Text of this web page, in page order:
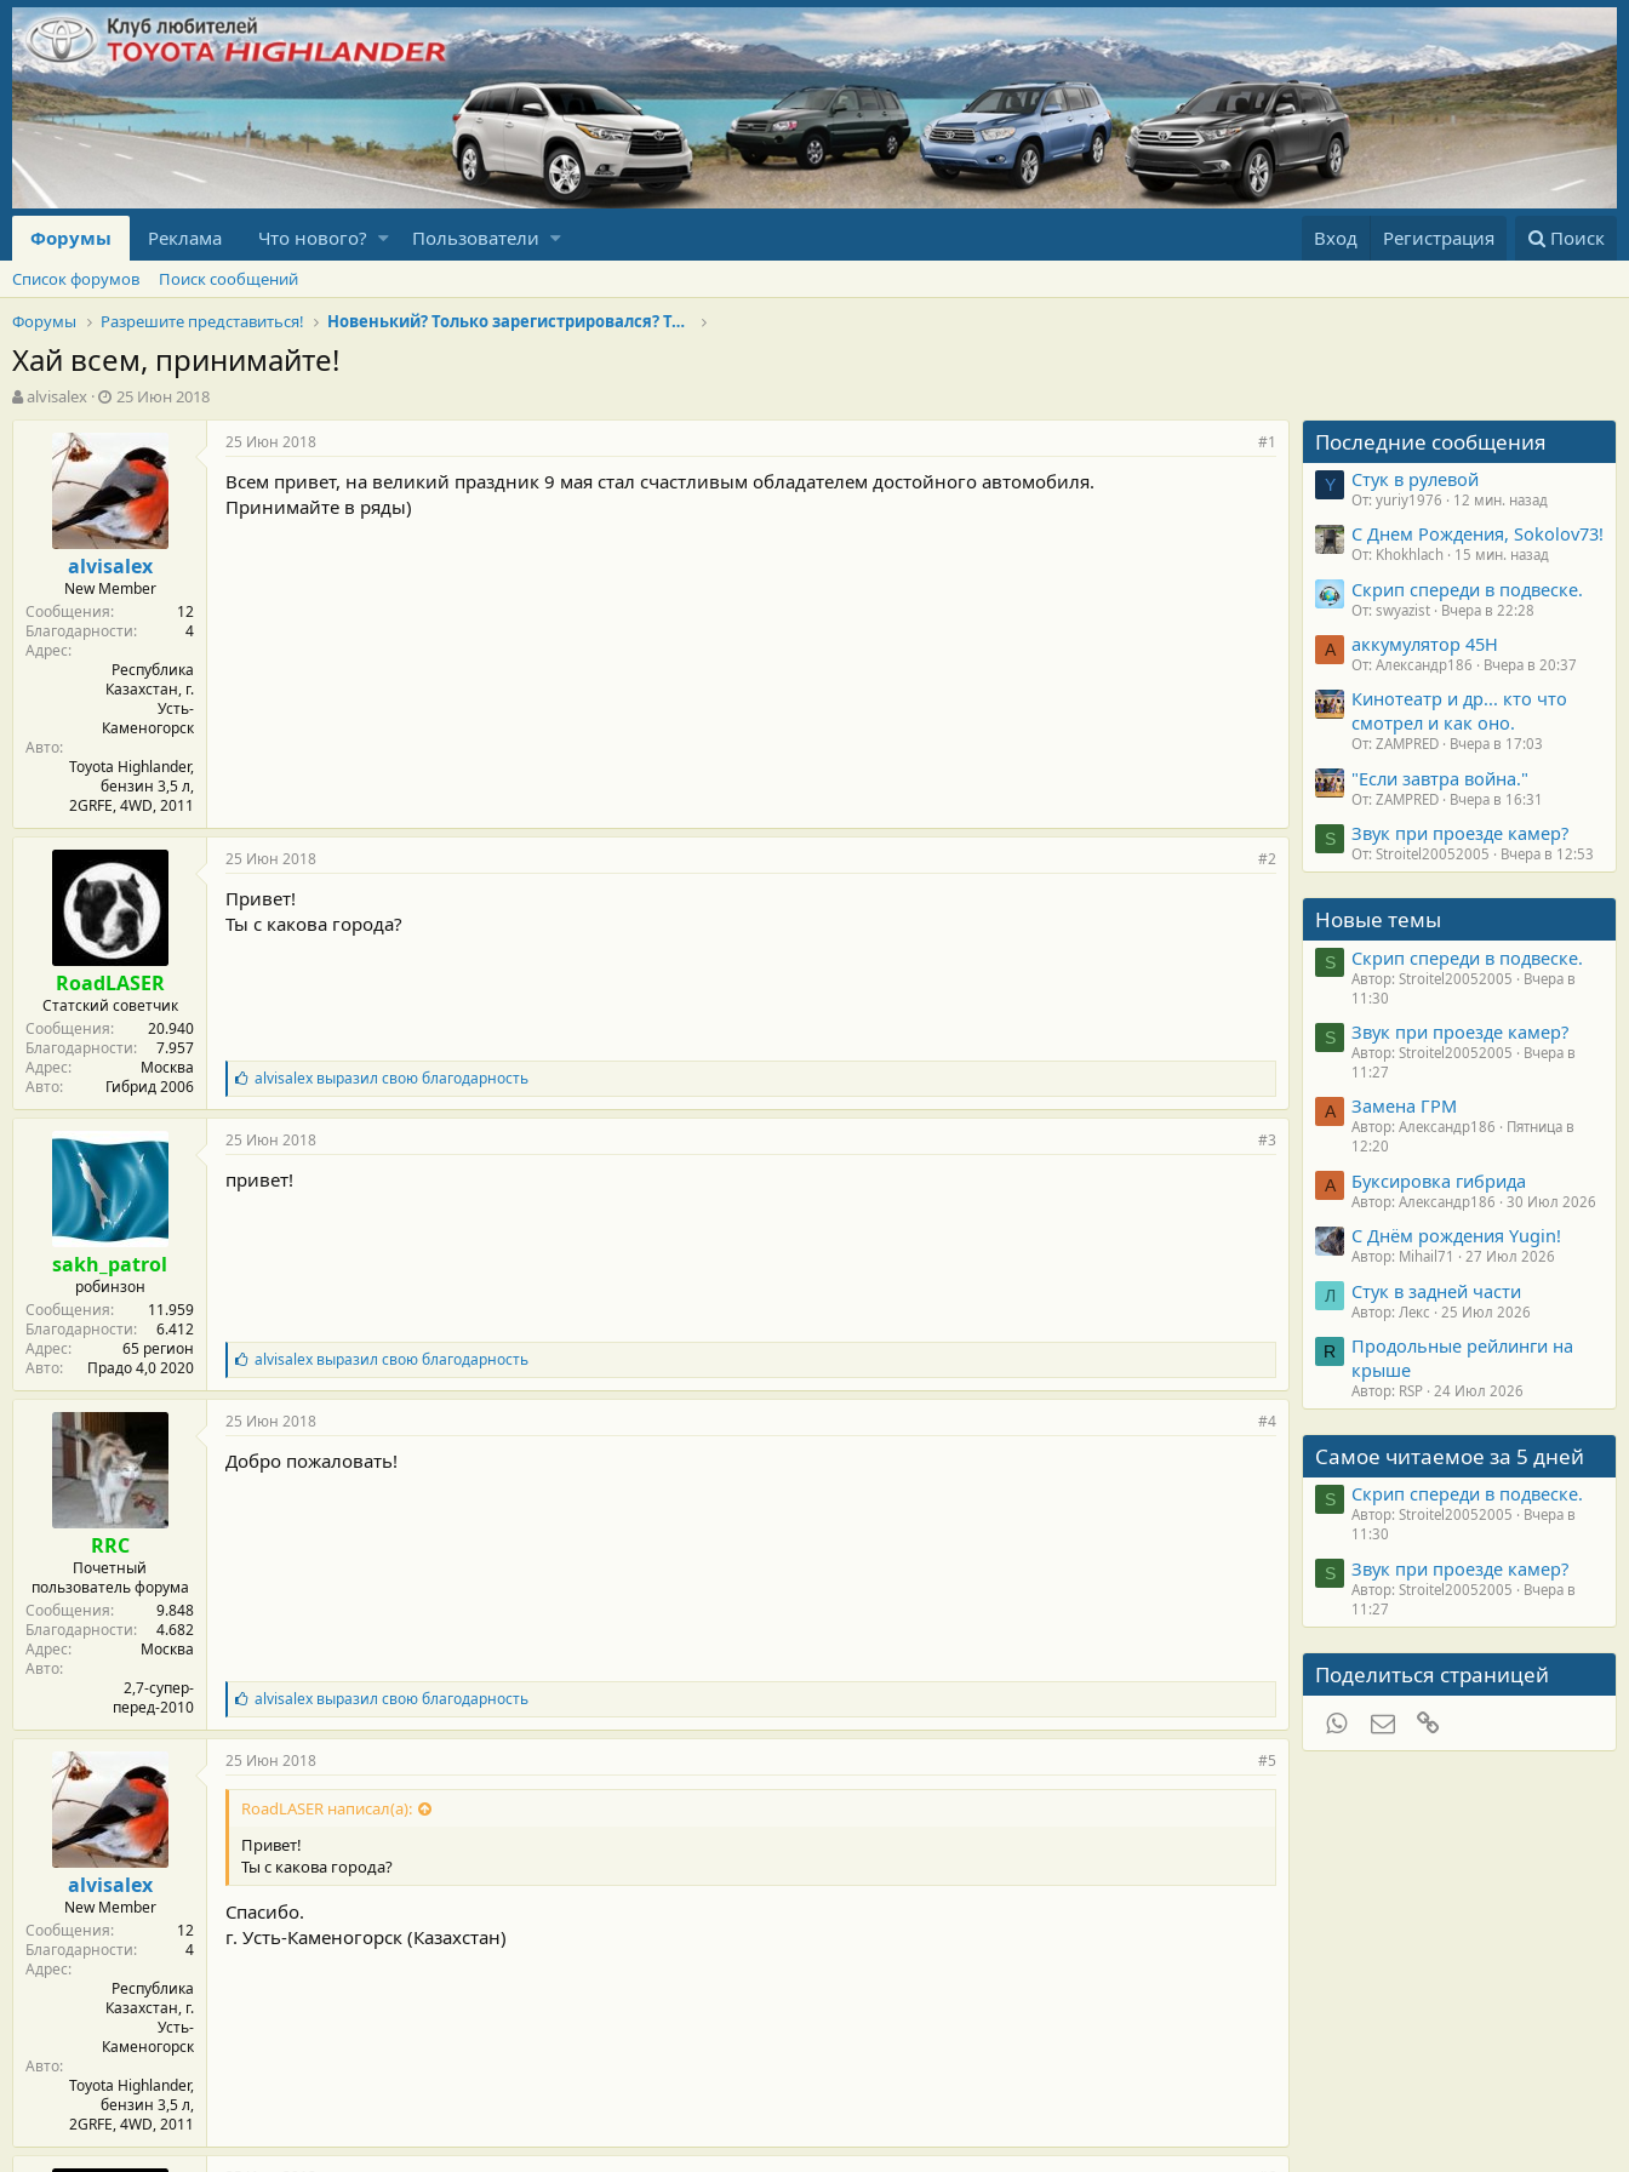
Форумы Реклама Что нового? Пользователи Вход Регистрация Поиск
Список форумов
Поиск сообщений
Форумы
Разрешите представиться! Новенький? Только зарегистрировался? Тебе сюда!
Хай всем, принимайте!
А
в
alvisalex
Д
а
а
н
а
ч
а
л
а
25 Июн 2018
alvisalex
New Member
Сообщения
12
Благодарности
4
Адрес
Республика
Казахстан, г.
Усть-
Каменогорск
Авто
Toyota Highlander,
бензин 3,5 л,
2GRFE, 4WD, 2011
25 Июн 2018 #1
Всем привет, на великий праздник 9 мая стал счастливым обладателем достойного автомобиля.
Принимайте в ряды)
RoadLASER
Статский советчик
Сообщения
20.940
Благодарности
7.957
Адрес
Москва
Авто
Гибрид 2006
25 Июн 2018 #2
Привет!
Ты с какова города?
Б
л
а
г
о
д
а
alvisalexвыразил свою благодарность
sakh_patrol
робинзон
Сообщения
11.959
Благодарности
6.412
Адрес
65 регион
Авто
Прадо 4,0 2020
25 Июн 2018 #3
привет!
Б
л
а
г
о
д
а
alvisalexвыразил свою благодарность
RRC
Почетный
пользователь форума
Сообщения
9.848
Благодарности
4.682
Адрес
Москва
Авто
2,7-супер-
перед-2010
25 Июн 2018 #4
Добро пожаловать!
Б
л
а
г
о
д
а
н
о
с
т
и
:
alvisalexвыразил свою благодарность
alvisalex
New Member
Сообщения
12
Благодарности
4
Адрес
Республика
Казахстан, г.
Усть-
Каменогорск
Авто
Toyota Highlander,
бензин 3,5 л,
2GRFE, 4WD, 2011
25 Июн 2018 #5
RoadLASER написал(а):
Привет!
Ты с какова города?
Спасибо.
г. Усть-Каменогорск (Казахстан)
Последние сообщения
Y Стук в рулевой
От: yuriy1976 12 мин. назад
С Днем Рождения, Sokolov73!
От: Khokhlach 15 мин. назад
Скрип спереди в подвеске.
От: swyazist Вчера в 22:28
А аккумулятор 45H
От: Александр186 Вчера в 20:37
Кинотеатр и др... кто что
смотрел и как оно.
От: ZAMPRED Вчера в 17:03
"Если завтра война."
От: ZAMPRED Вчера в 16:31
S Звук при проезде камер?
От: Stroitel20052005 Вчера в 12:53
Новые темы
S Скрип спереди в подвеске.
Автор: Stroitel20052005
Вчера в
11:30
S Звук при проезде камер?
Автор: Stroitel20052005
Вчера в
11:27
А Замена ГРМ
Автор: Александр186
Пятница в
12:20
А Буксировка гибрида
Автор: Александр186 30 Июл 2026
С Днём рождения Yugin!
Автор: Mihail71 27 Июл 2026
Л Стук в задней части
Автор: Лекс 25 Июл 2026
R
Продольные рейлинги на
крыше
Автор: RSP 24 Июл 2026
Самое читаемое за 5 дней
S Скрип спереди в подвеске.
Автор: Stroitel20052005
Вчера в
11:30
S Звук при проезде камер?
Автор: Stroitel20052005
Вчера в
11:27
Поделиться страницей
WhatsAppЭлектронная почта